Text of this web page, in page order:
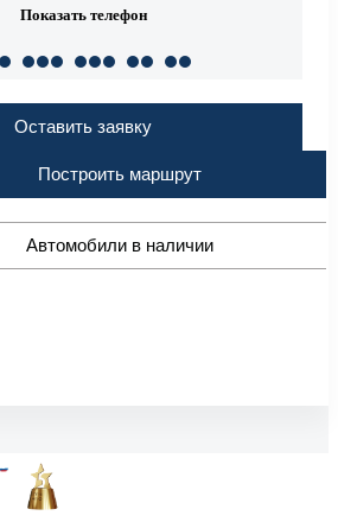
Показать телефон
Оставить заявку
Построить маршрут
Автомобили в наличии